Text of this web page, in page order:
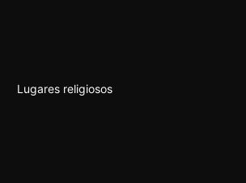
Lugares religiosos